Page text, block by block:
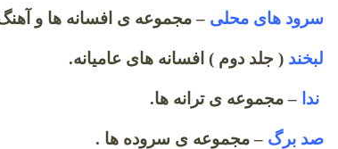
سرود های محلی – مجموعه ی افسانه ها و
لبخند ( جلد دوم ) افسانه های عامیانه.
ندا – مجموعه ی ترانه ها.
صد برگ – مجموعه ی سروده ها .